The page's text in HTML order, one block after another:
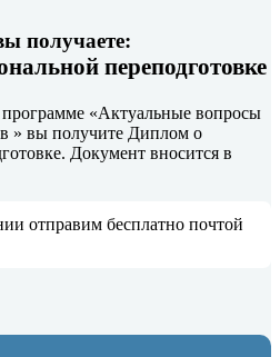
получаете:
переподготовке
«Актуальные вопросы
» вы получите Диплом о
Документ вносится в
отправим бесплатно почтой